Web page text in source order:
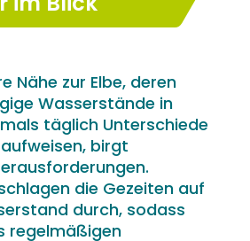
Nähe zur Elbe, deren
Wasserstände in
täglich Unterschiede
birgt
die Gezeiten auf
durch, sodass
regelmäßigen